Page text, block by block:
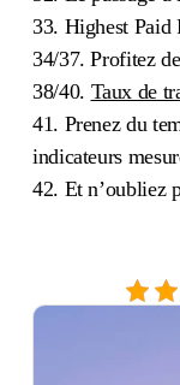
33. Highest Paid
34/37. Profitez
38/40. Taux de
41. Prenez du
indicateurs
42. Et n’oubliez